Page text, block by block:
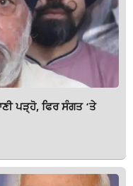
ਪੜ੍ਹੋ, ਫਿਰ ਸੰਗਤ ‘ਤੇ